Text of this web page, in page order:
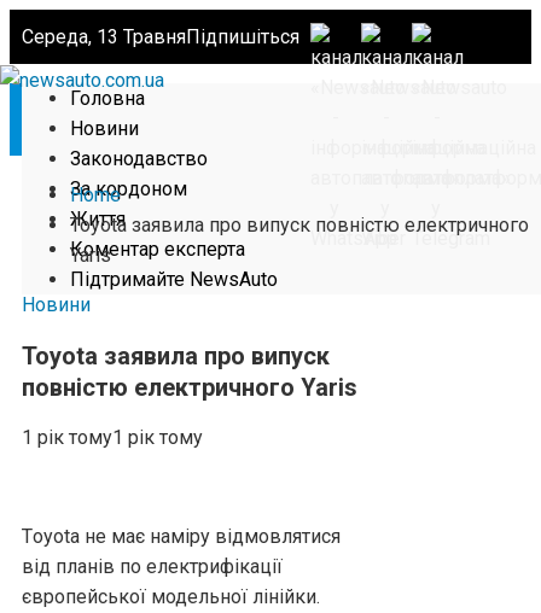
Середа, 13 ТравняПідпишіться
Головна
Новини
Законодавство
За кордоном
Життя
Коментар експерта
Підтримайте NewsAuto
Home
Toyota заявила про випуск повністю електричного
Yaris
Новини
Toyota заявила про випуск
повністю електричного Yaris
1 рік тому1 рік тому
Тoyota не має наміру відмовлятися
від планів по електрифікації
європейської модельної лінійки.